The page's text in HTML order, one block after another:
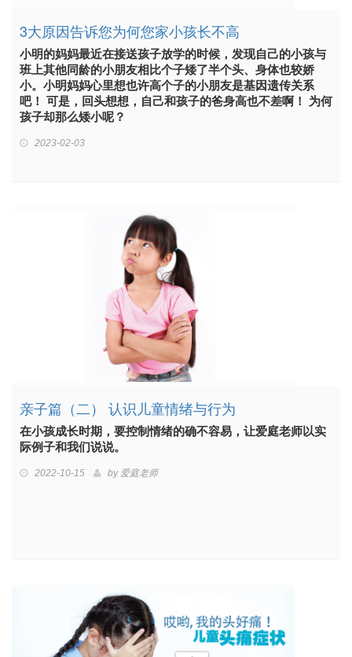
3大原因告诉您为何您家小孩长不高
小明的妈妈最近在接送孩子放学的时候，发现自己的小孩与
班上其他同龄的小朋友相比个子矮了半个头、身体也较娇
小。小明妈妈心里想也许高个子的小朋友是基因遗传关系
吧！ 可是，回头想想，自己和孩子的爸身高也不差啊！ 为何
孩子却那么矮小呢？
2023-02-03
亲子篇（二） 认识儿童情绪与行为
在小孩成长时期，要控制情绪的确不容易，让爱庭老师以实
际例子和我们说说。
2022-10-15 by爱庭老师